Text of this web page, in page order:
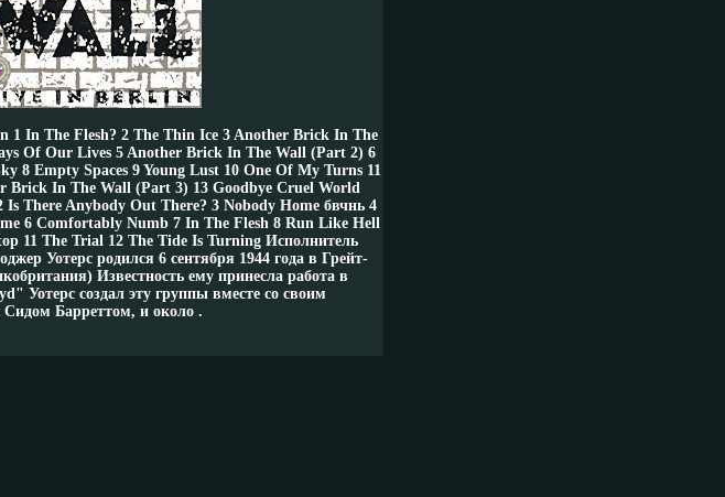
1 In The Flesh? 2 The Thin Ice 3 Another Brick In The
Of Our Lives 5 Another Brick In The Wall (Part 2) 6
8 Empty Spaces 9 Young Lust 10 One Of My Turns 11
Brick In The Wall (Part 3) 13 Goodbye Cruel World
There Anybody Out There? 3 Nobody Home бвчнь 4
6 Comfortably Numb 7 In The Flesh 8 Run Like Hell
11 The Trial 12 The Tide Is Turning Исполнитель
Уотерс родился 6 сентября 1944 года в Грейт-
Известность ему принесла работа в
Уотерс создал эту группы вместе со своим
Барреттом, и около .